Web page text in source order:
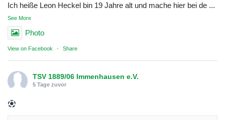
Ich heiße Leon Heckel bin 19 Jahre alt und mache hier bei de ...
See More
Photo
View on Facebook · Share
TSV 1889/06 Immenhausen e.V.
5 Tage zuvor